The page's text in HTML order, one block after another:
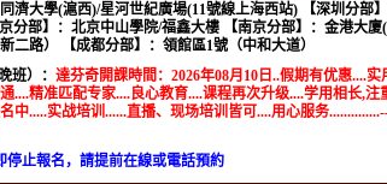
同濟大學(滬西)/星河世紀廣場(11號線上海西站) 【深圳分部
分部】：北京中山學院/福鑫大樓 【南京分部】：金港大廈
二路） 【成都分部】：領館區1號（中和大道）
班）： 達芬奇開課時間： 2026年08月10日..假期有优惠....实
....精准匹配专家....良心教育....课程再次升级....学用相长,注
中.....实战培训......直播、现场培训皆可....用心服务
停止報名，請提前在線或電話預約